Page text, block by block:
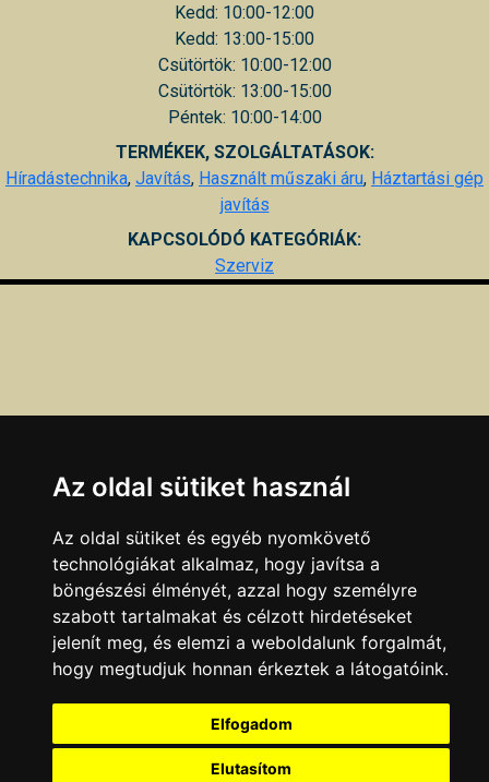
Kedd: 10:00-12:00
Kedd: 13:00-15:00
Csütörtök: 10:00-12:00
Csütörtök: 13:00-15:00
Péntek: 10:00-14:00
TERMÉKEK, SZOLGÁLTATÁSOK:
Híradástechnika, Javítás, Használt műszaki áru, Háztartási gép
javítás
KAPCSOLÓDÓ KATEGÓRIÁK:
Szerviz
Ha a fenti adatokban hibát talál, azt azittolvasható
módokon jelentheti be.
Adatok legutóbbi ellenőrzésének dátuma:
2026.04.02
Az oldal sütiket használ
Az oldal sütiket és egyéb nyomkövető
technológiákat alkalmaz, hogy javítsa a
böngészési élményét, azzal hogy személyre
szabott tartalmakat és célzott hirdetéseket
jelenít meg, és elemzi a weboldalunk forgalmát,
hogy megtudjuk honnan érkeztek a látogatóink.
Elfogadom
Elutasítom